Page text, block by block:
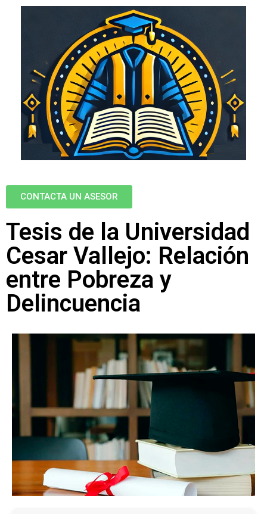
CONTACTA UN ASESOR
Tesis de la Universidad
Cesar Vallejo: Relación
entre Pobreza y
Delincuencia